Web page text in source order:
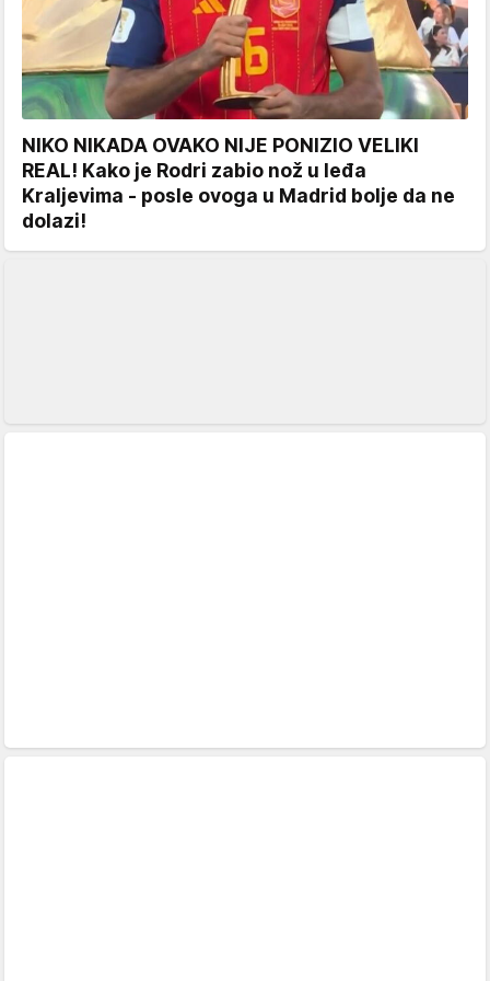
NIKO NIKADA OVAKO NIJE PONIZIO VELIKI
REAL! Kako je Rodri zabio nož u leđa
Kraljevima - posle ovoga u Madrid bolje da ne
dolazi!